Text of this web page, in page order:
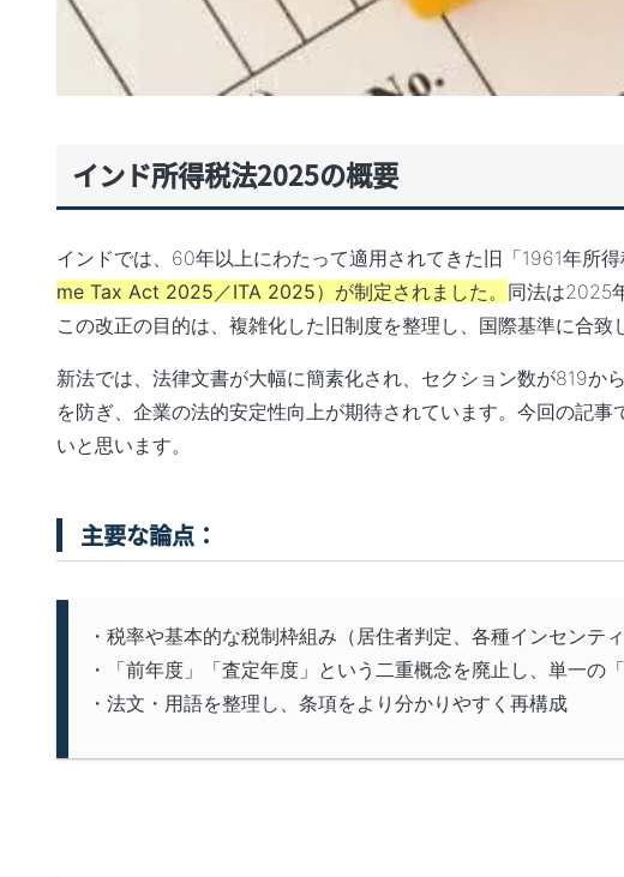
インド所得税法2025の概要
インドでは、60年以上にわたって適用されてきた旧「1961年所得
me Tax Act 2025／ITA 2025）が制定されました。 同法は2025
この改正の目的は、複雑化した旧制度を整理し、国際基準に合
新法では、法律文書が大幅に簡素化され、セクション数が819
を防ぎ、企業の法的安定性向上が期待されています。今回の記
いと思います。
主要な論点：
・税率や基本的な税制枠組み（居住者判定、各種インセンテ
・「前年度」「査定年度」という二重概念を廃止し、単一の
・法文・用語を整理し、条項をより分かりやすく再構成